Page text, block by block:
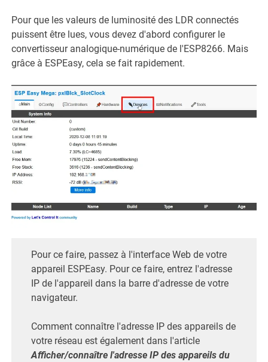
Pour que les valeurs de luminosité des LDR connectés
puissent être lues, vous devez d'abord configurer le
convertisseur analogique-numérique de l'ESP8266. Mais
grâce à ESPEasy, cela se fait rapidement.
Pour ce faire, passez à l'interface Web de votre
appareil ESPEasy. Pour ce faire, entrez l'adresse
IP de l'appareil dans la barre d'adresse de votre
navigateur.
Comment connaître l'adresse IP des appareils de
votre réseau est également dans l'article
Afficher/connaître l'adresse IP des appareils du